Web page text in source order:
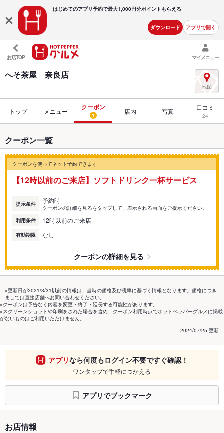
はじめてのアプリ予約で最大1,000円分ポイントもらえる
ダウンロード アプリで開く
お店TOP マイメニュー
へそ茶屋 奈良店
トップ メニュー クーポン
1 店内 写真 口コミ
24
クーポン一覧
クーポンを使ってネット予約できます
【12時以前のご来店】ソフトドリンク一杯サービス
提示条件 予約時
クーポンの詳細を見るをタップして、表示される画面をご提示ください。
利用条件
12時以前のご来店
有効期限 なし
クーポンの詳細を見る
※更新日が2021/3/31以前の情報は、当時の価格及び税率に基づく情報となります。価格につき
ましては直接店舗へお問い合わせください。
※クーポンは予告なく内容を変更・終了・延長する可能性があります。
※スクリーンショットや印刷をされた場合を含め、クーポン利用時点でホットペッパーグルメに掲載
がないものはご利用いただけません。
2024/07/25 更新
アプリなら何度もログイン不要ですぐ確認！
ワンタップで手軽につかえる
アプリでブックマーク
お店情報